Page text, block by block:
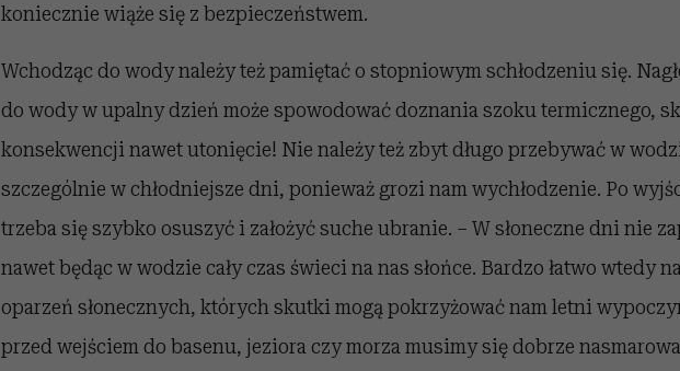
koniecznie wiąże się z bezpieczeństwem.
Wchodząc do wody należy też pamiętać o stopniowym schłodzeniu się.
do wody w upalny dzień może spowodować doznania szoku termicznego,
konsekwencji nawet utonięcie! Nie należy też zbyt długo przebywać w
szczególnie w chłodniejsze dni, ponieważ grozi nam wychłodzenie. Po
trzeba się szybko osuszyć i założyć suche ubranie. – W słoneczne dni nie
nawet będąc w wodzie cały czas świeci na nas słońce. Bardzo łatwo wtedy
oparzeń słonecznych, których skutki mogą pokrzyżować nam letni
przed wejściem do basenu, jeziora czy morza musimy się dobrze